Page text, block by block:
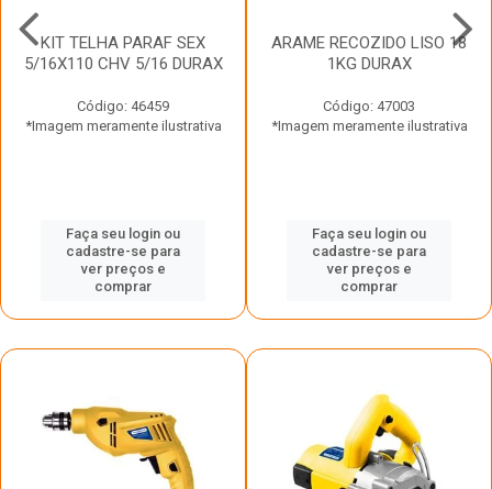
KIT TELHA PARAF SEX
5/16X110 CHV 5/16 DURAX
Código: 46459
*Imagem meramente ilustrativa
Faça seu login ou
cadastre-se para
ver preços e
comprar
ARAME RECOZIDO LISO 18
1KG DURAX
Código: 47003
*Imagem meramente ilustrativa
Faça seu login ou
cadastre-se para
ver preços e
comprar